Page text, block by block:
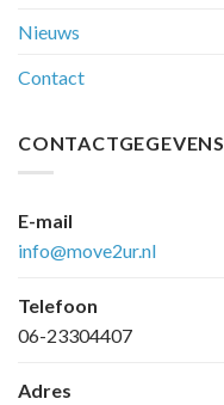
Nieuws
Contact
CONTACTGEGEVENS
E-mail
info@move2ur.nl
Telefoon
06-23304407
Adres